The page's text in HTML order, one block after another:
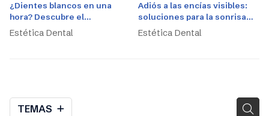
TEMAS
¿Dientes blancos en una
hora? Descubre el
blanqueamiento en clínica
Estética Dental
Adiós a las encías visibles:
soluciones para la sonrisa
gingival
Estética Dental